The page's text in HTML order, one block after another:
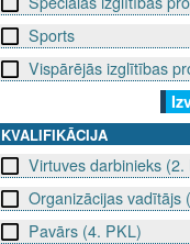
Sports
Vispārējās izglītības
KVALIFIKĀCIJA
Virtuves darbinieks (2.
Organizācijas vadītājs
Pavārs (4. PKL)